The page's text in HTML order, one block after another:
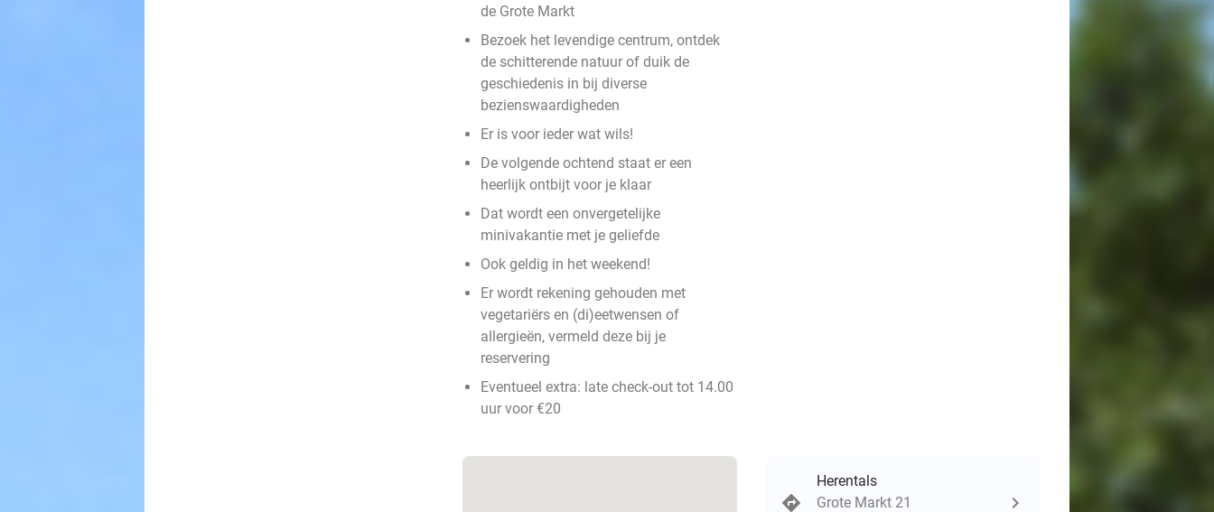
de Grote Markt
Bezoek het levendige centrum, ontdek
de schitterende natuur of duik de
geschiedenis in bij diverse
bezienswaardigheden
Er is voor ieder wat wils!
De volgende ochtend staat er een
heerlijk ontbijt voor je klaar
Dat wordt een onvergetelijke
minivakantie met je geliefde
Ook geldig in het weekend!
Er wordt rekening gehouden met
vegetariërs en (di)eetwensen of
allergieën, vermeld deze bij je
reservering
Eventueel extra: late check-out tot 14.00
uur voor €20
Herentals
Grote Markt 21